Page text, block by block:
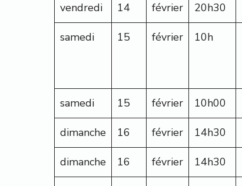
vendredi 14 février 20h30
samedi 15 février 10h
samedi 15 février 10h00
dimanche 16 février 14h30
dimanche 16 février 14h30